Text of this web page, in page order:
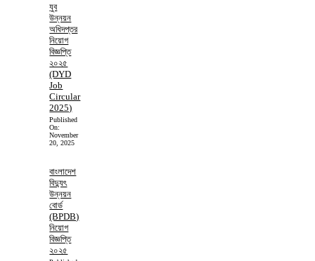
যুব
উন্নয়ন
অধিদপ্তর
নিয়োগ
বিজ্ঞপ্তি
২০২৫
(DYD
Job
Circular
2025)
Published
On:
November
20, 2025
বাংলাদেশ
বিদ্যুৎ
উন্নয়ন
বোর্ড
(BPDB)
নিয়োগ
বিজ্ঞপ্তি
২০২৫